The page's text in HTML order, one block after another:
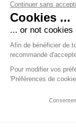
Nos Magasins
Notre Histoire
Nous Contacter
Continuer sans
Cookies ...
... or not cookies
Afin de bénéficier de
recommandé
Pour modifier vos
'Préférences de